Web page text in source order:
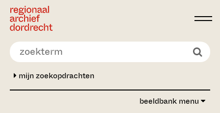
Ga direct naar de inhoud
mijn zoekopdrachten
beeldbank menu